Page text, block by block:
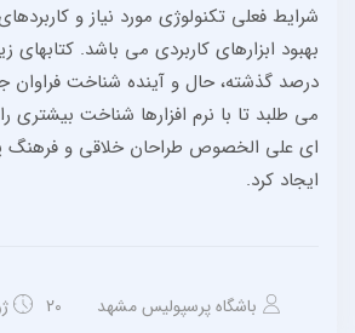
شرایط فعلی تکنولوژی مورد نیاز و
بهبود ابزارهای کاربردی می باشد.
درصد گذشته، حال و آینده شناخت فراوان
می طلبد تا با نرم افزارها شناخت بیشتری
ای علی الخصوص طراحان خلاقی و فرهنگ
ایجاد کرد.
باشگاه پرسپولیس مشهد 20 ژوئن 2019